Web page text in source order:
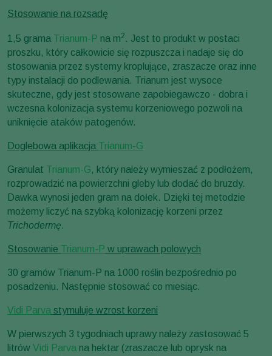
Stosowanie na rozsadę
1,5 grama Trianum-P na m2 . Jest to produkt w postaci
proszku, który całkowicie się rozpuszcza i nadaje się do
stosowania przez systemy kroplujące, zraszacze oraz inne
typy instalacji do podlewania. Trianum jest wysoce
skuteczne, gdy jest stosowane zapobiegawczo - dobra i
wczesna kolonizacja systemu korzeniowego pozwoli na
uniknięcie ataków patogenów.
Doglebowa aplikacja Trianum-G
Granulat Trianum-G, który należy wymieszać z podłożem,
rozprowadzić na powierzchni gleby lub dodać do bruzdy.
Dawka wynosi jeden gram na dołek. Dzięki tej metodzie
możemy liczyć na szybką kolonizację korzeni przez
Trichodermę.
Stosowanie Trianum-P w uprawach polowych
30 gramów Trianum-P na 1000 roślin bezpośrednio po
posadzeniu. Następnie stosować co miesiąc.
Vidi Parva stymuluje wzrost korzeni
W pierwszych 3 tygodniach uprawy należy zastosować 5
litrów Vidi Parva na hektar (zraszacze lub oprysk na